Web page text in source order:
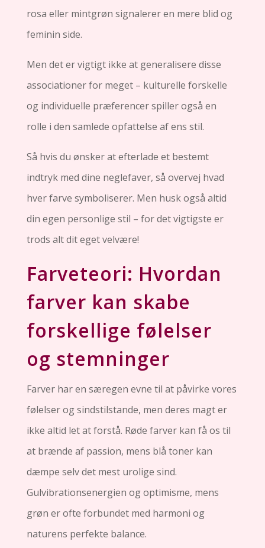
rosa eller mintgrøn signalerer en mere blid og
feminin side.
Men det er vigtigt ikke at generalisere disse
associationer for meget – kulturelle forskelle
og individuelle præferencer spiller også en
rolle i den samlede opfattelse af ens stil.
Så hvis du ønsker at efterlade et bestemt
indtryk med dine neglefaver, så overvej hvad
hver farve symboliserer. Men husk også altid
din egen personlige stil – for det vigtigste er
trods alt dit eget velvære!
Farveteori: Hvordan
farver kan skabe
forskellige følelser
og stemninger
Farver har en særegen evne til at påvirke vores
følelser og sindstilstande, men deres magt er
ikke altid let at forstå. Røde farver kan få os til
at brænde af passion, mens blå toner kan
dæmpe selv det mest urolige sind.
Gulvibrationsenergien og optimisme, mens
grøn er ofte forbundet med harmoni og
naturens perfekte balance.